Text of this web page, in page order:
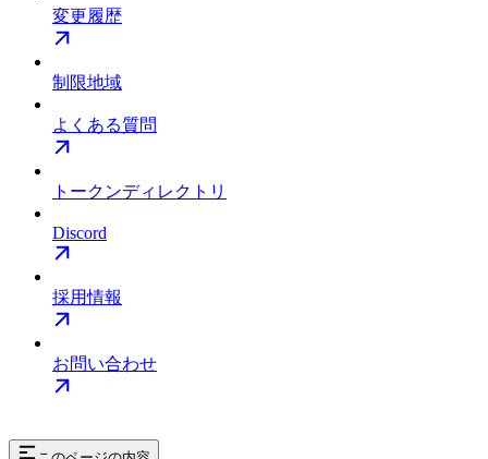
変更履歴
制限地域
よくある質問
トークンディレクトリ
Discord
採用情報
お問い合わせ